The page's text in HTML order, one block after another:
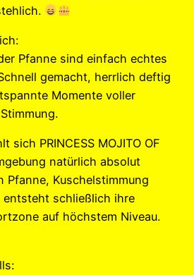
Pfanne sind einfach echtes
gemacht, herrlich deftig
Momente voller
sich PRINCESS MOJITO OF
natürlich absolut
Pfanne, Kuschelstimmung
entsteht schließlich ihre
auf höchstem Niveau.